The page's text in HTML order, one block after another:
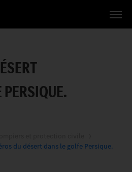
PERSIQUE.
du désert dans le golfe Persique.